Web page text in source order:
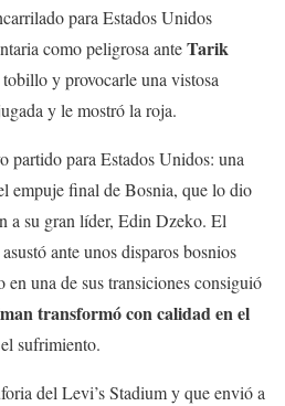
para Estados Unidos
como peligrosa anteTarik
y provocarle una vistosa
y le mostró la roja.
partido para Estados Unidos: una
empuje final de Bosnia, que lo dio
a su gran líder, Edin Dzeko. El
ante unos disparos bosnios
en una de sus transiciones consiguió
transformó con calidad en el
sufrimiento.
del Levi’s Stadium y que envió a